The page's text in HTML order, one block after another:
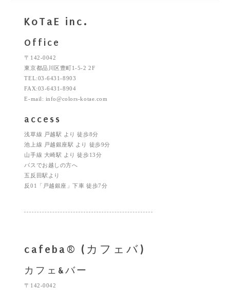
KoTaE inc.
Office
〒142-0042
東京都品川区豊町1-5-2 2F
TEL:03-6431-8903
FAX:03-6431-8904
E-mail: info@colors-kotae.com
access
浅草線 戸越駅 より 徒歩8分
池上線 戸越銀座駅 より 徒歩9分
山手線 大崎駅 より 徒歩13分
バスでお越しの方へ
五反田駅より
反01「戸越銀座」下車 徒歩7分
cafeba® (カフェバ)
カフェ&バー
〒142-0042